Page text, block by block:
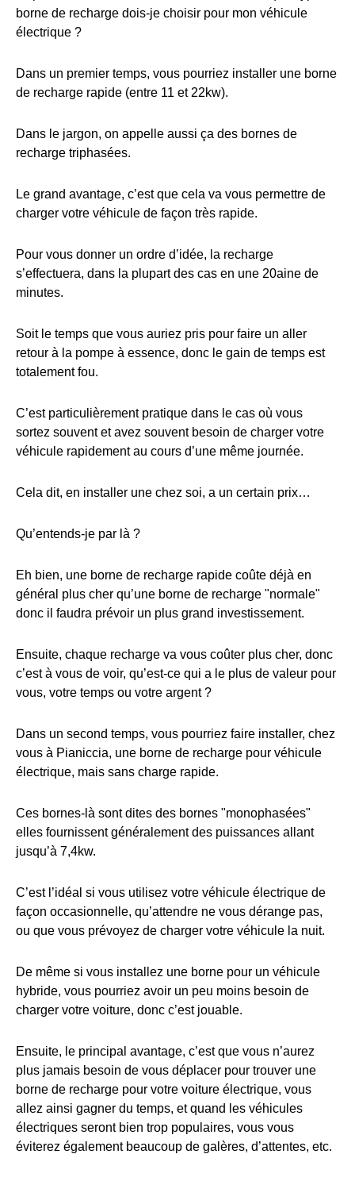
borne de recharge dois-je choisir pour mon véhicule
électrique ?
Dans un premier temps, vous pourriez installer une borne
de recharge rapide (entre 11 et 22kw).
Dans le jargon, on appelle aussi ça des bornes de
recharge triphasées.
Le grand avantage, c’est que cela va vous permettre de
charger votre véhicule de façon très rapide.
Pour vous donner un ordre d’idée, la recharge
s’effectuera, dans la plupart des cas en une 20aine de
minutes.
Soit le temps que vous auriez pris pour faire un aller
retour à la pompe à essence, donc le gain de temps est
totalement fou.
C’est particulièrement pratique dans le cas où vous
sortez souvent et avez souvent besoin de charger votre
véhicule rapidement au cours d’une même journée.
Cela dit, en installer une chez soi, a un certain prix…
Qu’entends-je par là ?
Eh bien, une borne de recharge rapide coûte déjà en
général plus cher qu’une borne de recharge "normale"
donc il faudra prévoir un plus grand investissement.
Ensuite, chaque recharge va vous coûter plus cher, donc
c’est à vous de voir, qu’est-ce qui a le plus de valeur pour
vous, votre temps ou votre argent ?
Dans un second temps, vous pourriez faire installer, chez
vous à Pianiccia, une borne de recharge pour véhicule
électrique, mais sans charge rapide.
Ces bornes-là sont dites des bornes "monophasées"
elles fournissent généralement des puissances allant
jusqu’à 7,4kw.
C’est l’idéal si vous utilisez votre véhicule électrique de
façon occasionnelle, qu’attendre ne vous dérange pas,
ou que vous prévoyez de charger votre véhicule la nuit.
De même si vous installez une borne pour un véhicule
hybride, vous pourriez avoir un peu moins besoin de
charger votre voiture, donc c’est jouable.
Ensuite, le principal avantage, c’est que vous n’aurez
plus jamais besoin de vous déplacer pour trouver une
borne de recharge pour votre voiture électrique, vous
allez ainsi gagner du temps, et quand les véhicules
électriques seront bien trop populaires, vous vous
éviterez également beaucoup de galères, d’attentes, etc.